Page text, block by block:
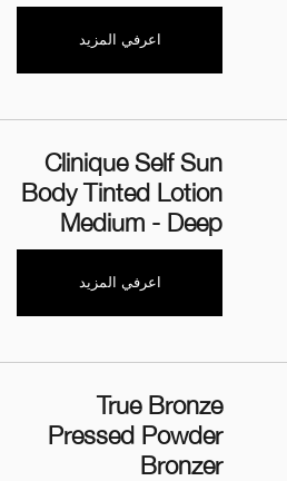
اعرفي المزيد
Clinique Self Sun
Body Tinted Lotion
Medium - Deep
اعرفي المزيد
True Bronze
Pressed Powder
Bronzer